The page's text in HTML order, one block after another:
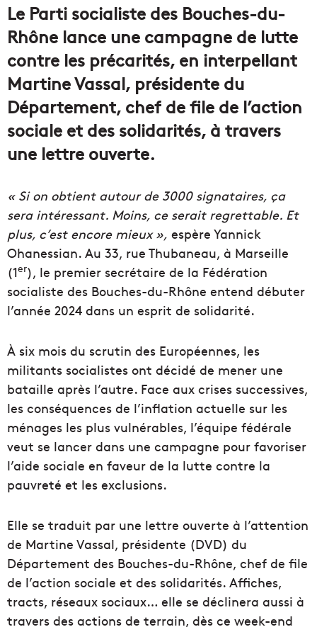
Le Parti socialiste des Bouches-du-
Rhône lance une campagne de lutte
contre les précarités, en interpellant
Martine Vassal, présidente du
Département, chef de file de l’action
sociale et des solidarités, à travers
une lettre ouverte.
« Si on obtient autour de 3000 signataires, ça
sera intéressant. Moins, ce serait regrettable. Et
plus, c’est encore mieux », espère Yannick
Ohanessian. Au 33, rue Thubaneau, à Marseille
(1er), le premier secrétaire de la Fédération
socialiste des Bouches-du-Rhône entend débuter
l’année 2024 dans un esprit de solidarité.
À six mois du scrutin des Européennes, les
militants socialistes ont décidé de mener une
bataille après l’autre. Face aux crises successives,
les conséquences de l’inflation actuelle sur les
ménages les plus vulnérables, l’équipe fédérale
veut se lancer dans une campagne pour favoriser
l’aide sociale en faveur de la lutte contre la
pauvreté et les exclusions.
Elle se traduit par une lettre ouverte à l’attention
de Martine Vassal, présidente (DVD) du
Département des Bouches-du-Rhône, chef de file
de l’action sociale et des solidarités. Affiches,
tracts, réseaux sociaux… elle se déclinera aussi à
travers des actions de terrain, dès ce week-end